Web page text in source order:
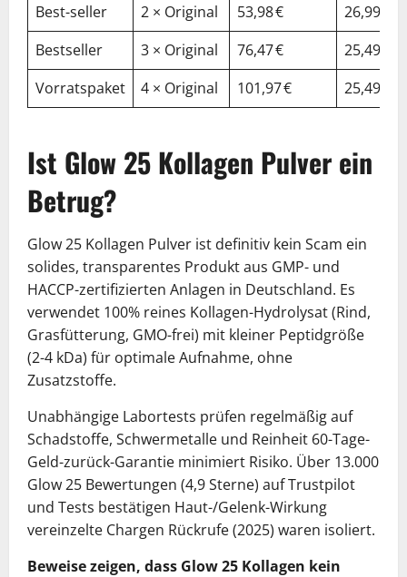
Best-seller
2 × Original 53,98 €
26,99 €
Bestseller
3 × Original 76,47 €
25,49 €
Vorratspaket
4 × Original 101,97 € 25,49 €
Ist Glow 25 Kollagen Pulver ein
Betrug?
Glow 25 Kollagen Pulver ist definitiv kein Scam ein
solides, transparentes Produkt aus GMP- und
HACCP-zertifizierten Anlagen in Deutschland. Es
verwendet 100% reines Kollagen-Hydrolysat (Rind,
Grasfütterung, GMO-frei) mit kleiner Peptidgröße
(2-4 kDa) für optimale Aufnahme, ohne
Zusatzstoffe.
Unabhängige Labortests prüfen regelmäßig auf
Schadstoffe, Schwermetalle und Reinheit 60-Tage-
Geld-zurück-Garantie minimiert Risiko. Über 13.000
Glow 25 Bewertungen (4,9 Sterne) auf Trustpilot
und Tests bestätigen Haut-/Gelenk-Wirkung
vereinzelte Chargen Rückrufe (2025) waren isoliert.
Beweise zeigen, dass Glow 25 Kollagen kein